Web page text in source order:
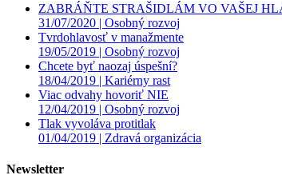
ZABRÁŇTE STRAŠIDLÁM VO VAŠEJ
31/07/2020 | Osobný rozvoj
Tvrdohlavosť v manažmente
19/05/2019 | Osobný rozvoj
Chcete byť naozaj úspešní?
18/04/2019 | Kariérny rast
Viac odvahy hovoriť NIE
12/04/2019 | Osobný rozvoj
Tlak vyvoláva protitlak
01/04/2019 | Zdravá organizácia
Newsletter